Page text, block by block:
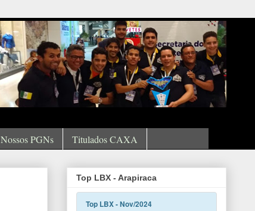
Nossos PGNs Titulados CAXA
Top LBX - Arapiraca